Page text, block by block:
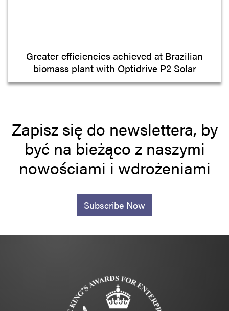
Greater efficiencies achieved at Brazilian
biomass plant with Optidrive P2 Solar
Zapisz się do newslettera, by
być na bieżąco z naszymi
nowościami i wdrożeniami
Subscribe Now